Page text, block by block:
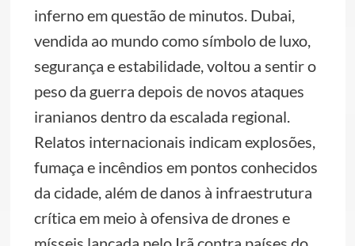
inferno em questão de minutos. Dubai,
vendida ao mundo como símbolo de luxo,
segurança e estabilidade, voltou a sentir o
peso da guerra depois de novos ataques
iranianos dentro da escalada regional.
Relatos internacionais indicam explosões,
fumaça e incêndios em pontos conhecidos
da cidade, além de danos à infraestrutura
crítica em meio à ofensiva de drones e